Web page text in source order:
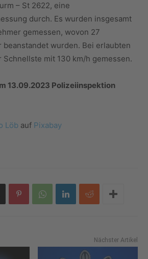
– St 2622, eine
durch. Es wurden insgesamt
gemessen, wovon 27
wurden. Bei erlaubten
Schnellste mit 130 km/h gemessen.
13.09.2023 Polizeiinspektion
Löb auf Pixabay
Nächster Artikel